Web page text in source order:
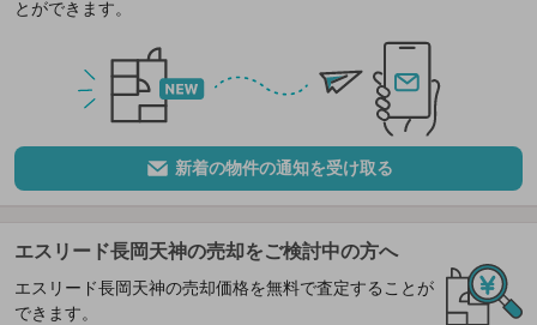
とができます。
新着の物件の通知を受け取る
エスリード長岡天神の売却をご検討中の方へ
エスリード長岡天神の売却価格を無料で査定することが
できます。